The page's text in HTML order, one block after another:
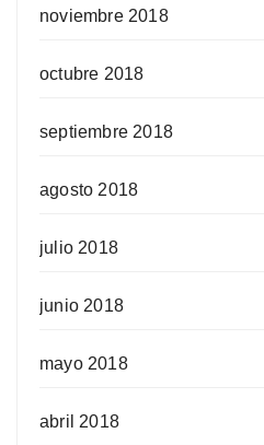
noviembre 2018
octubre 2018
septiembre 2018
agosto 2018
julio 2018
junio 2018
mayo 2018
abril 2018